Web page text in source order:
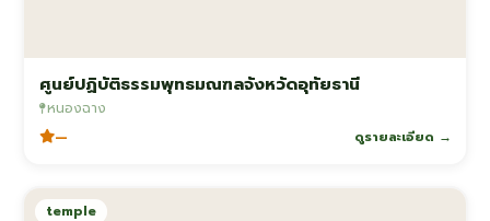
ศูนย์ปฏิบัติธรรมพุทธมณฑลจังหวัดอุทัยธานี
หนองฉาง
— ดูรายละเอียด →
temple